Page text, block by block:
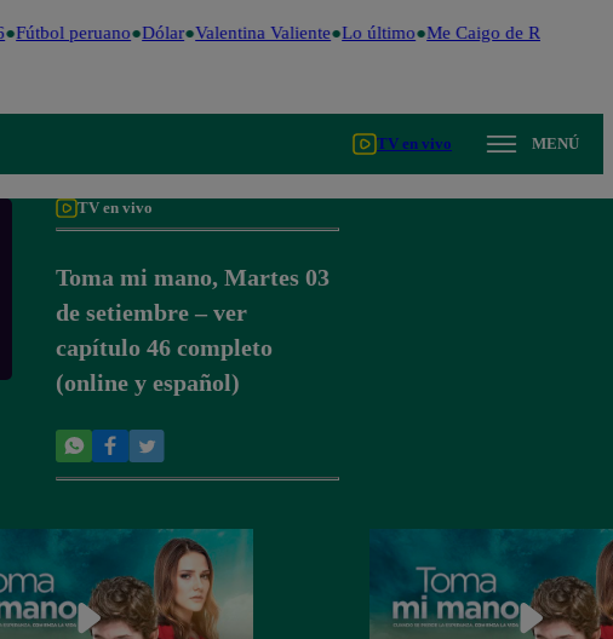
Fútbol peruano Dólar Valentina Valiente Lo último Me Caigo de Risa
TV en vivo MENÚ
TV en vivo
Toma mi mano, Martes 03
de setiembre – ver
capítulo 46 completo
(online y español)